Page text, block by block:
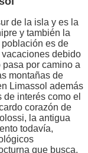
de la isla y es la
y también la
es de
debido
por camino a
montañas de
Limassol además
interés como el
corazón de
la antigua
todavía,
que busca,